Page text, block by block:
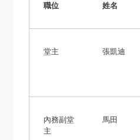
職位 姓名
堂主 張凱迪
內務副堂
主
馬田